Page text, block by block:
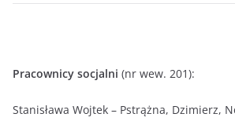
Pracownicy socjalni (nr wew. 201):
Stanisława Wojtek – Pstrążna, Dzimierz,